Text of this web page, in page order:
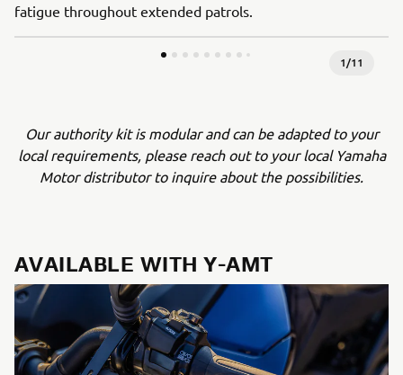
fatigue throughout extended patrols.
1/11
Our authority kit is modular and can be adapted to your
local requirements, please reach out to your local Yamaha
Motor distributor to inquire about the possibilities.
AVAILABLE WITH Y-AMT